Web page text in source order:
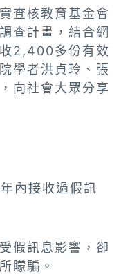
查核教育基金會
查計畫，結合網
2,400多份有效
學者洪貞玲、張
向社會大眾分享
內接收過假訊
假訊息影響，卻
矇騙。